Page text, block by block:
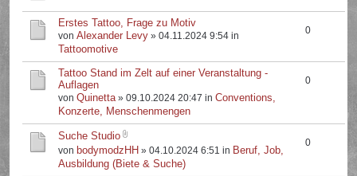
Erstes Tattoo, Frage zu Motiv
vonAlexander Levy » 04.11.2024 9:54 in
Tattoomotive
0
Tattoo Stand im Zelt auf einer Veranstaltung -
Auflagen
vonQuinetta» 09.10.2024 20:47 inConventions,
Konzerte, Menschenmengen
0
Suche Studio
von bodymodzHH » 04.10.2024 6:51 in Beruf, Job,
Ausbildung (Biete & Suche)
0